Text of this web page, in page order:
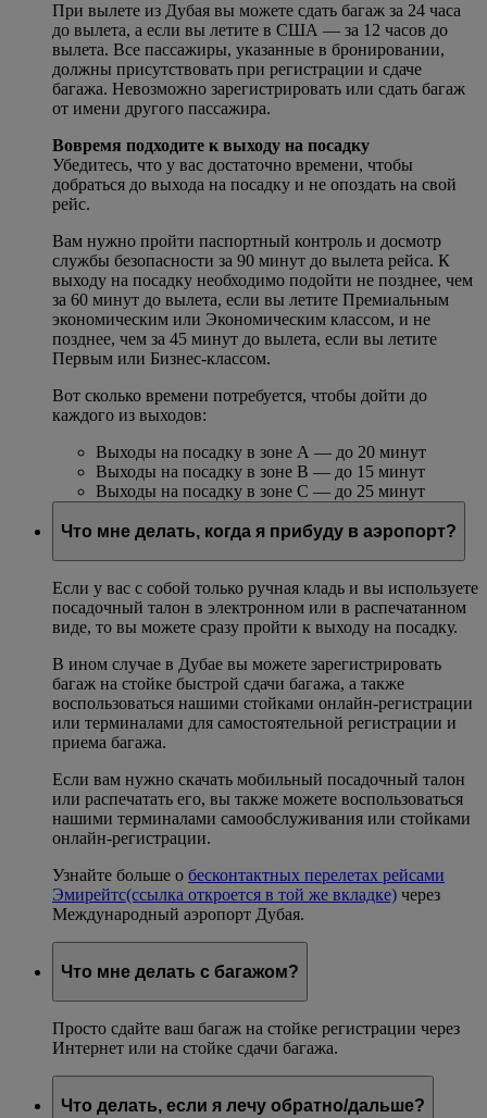
При вылете из Дубая вы можете сдать багаж за 24 часа
до вылета, а если вы летите в США — за 12 часов до
вылета. Все пассажиры, указанные в бронировании,
должны присутствовать при регистрации и сдаче
багажа. Невозможно зарегистрировать или сдать багаж
от имени другого пассажира.
Вовремя подходите к выходу на посадку
Убедитесь, что у вас достаточно времени, чтобы
добраться до выхода на посадку и не опоздать на свой
рейс.
Вам нужно пройти паспортный контроль и досмотр
службы безопасности за 90 минут до вылета рейса. К
выходу на посадку необходимо подойти не позднее, чем
за 60 минут до вылета, если вы летите Премиальным
экономическим или Экономическим классом, и не
позднее, чем за 45 минут до вылета, если вы летите
Первым или Бизнес-классом.
Вот сколько времени потребуется, чтобы дойти до
каждого из выходов:
Выходы на посадку в зоне A — до 20 минут
Выходы на посадку в зоне B — до 15 минут
Выходы на посадку в зоне C — до 25 минут
Что мне делать, когда я прибуду в аэропорт?
Если у вас с собой только ручная кладь и вы используете
посадочный талон в электронном или в распечатанном
виде, то вы можете сразу пройти к выходу на посадку.
В ином случае в Дубае вы можете зарегистрировать
багаж на стойке быстрой сдачи багажа, а также
воспользоваться нашими стойками онлайн-регистрации
или терминалами для самостоятельной регистрации и
приема багажа.
Если вам нужно скачать мобильный посадочный талон
или распечатать его, вы также можете воспользоваться
нашими терминалами самообслуживания или стойками
онлайн-регистрации.
Узнайте больше о бесконтактных перелетах рейсами
Эмирейтс(ссылка откроется в той же вкладке) через
Международный аэропорт Дубая.
Что мне делать с багажом?
Просто сдайте ваш багаж на стойке регистрации через
Интернет или на стойке сдачи багажа.
Что делать, если я лечу обратно/дальше?